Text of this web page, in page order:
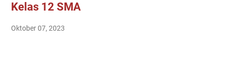
Kelas 12 SMA
Oktober 07, 2023